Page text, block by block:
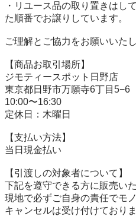
・リユース品の取り置きはし
た順番でお譲りしています。
ご理解とご協力をお願いいたし
【商品お取引場所】
ジモティースポット日野店
東京都日野市万願寺6丁目5−6
10:00〜16:30
定休日：木曜日
【⽀払い⽅法】
当日現金払い
【引渡しの対象者について】
下記を遵守できる⽅に販売いた
現地で必ずご⾃⾝の責任でモ
キャンセルは受け付けておりま